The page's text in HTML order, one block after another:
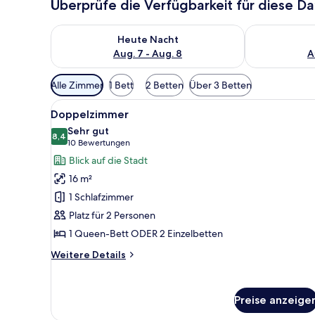
Überprüfe die Verfügbarkeit für diese
Heute Nacht
Aug. 7 - Aug. 8
Überprüfe die Verfügbarkeit für heute Nacht, Aug. 7
Überprüfe
Verfügbare
Filter
für
Zimmer
Alle Zimmer 1 Bett 2 Betten Über 3 Betten
Alle
Fotos
für
Doppelzimmer
anzeigen
Ein Hotelzimmer mit Bett,
5
Doppelzimmer
8,48,4 von 10
Sehr gut
10 Bewertungen
(10
Bewertungen)
Blick auf die Stadt
16 m²
1 Schlafzimmer
Platz für 2 Personen
1 Queen-Bett ODER 2 Einzelbetten
Weitere Details
Weitere
Preise